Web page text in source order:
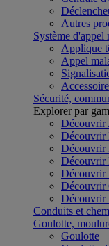
Autres
Système d'appel
Applique
Appel
Sécurité,
Explorer par
Découvrir
Découvrir
Découvrir
Découvrir
Découvrir
Découvrir
Conduits et
Goulotte,
Goulotte